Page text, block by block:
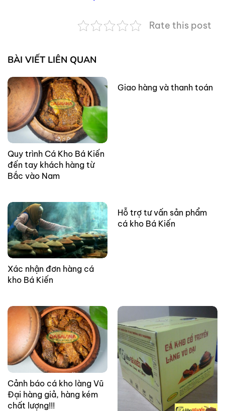
Rate this post
BÀI VIẾT LIÊN QUAN
Quy trình Cá Kho Bá Kiến
đến tay khách hàng từ
Bắc vào Nam
Giao hàng và thanh toán
Xác nhận đơn hàng cá
kho Bá Kiến
Hỗ trợ tư vấn sản phẩm
cá kho Bá Kiến
Cảnh báo cá kho làng Vũ
Đại hàng giả, hàng kém
chất lượng!!!